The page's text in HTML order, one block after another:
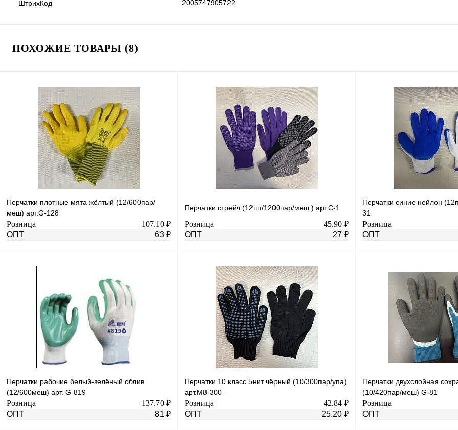
ШтрихКод 2005747905722
ПОХОЖИЕ ТОВАРЫ (8)
Перчатки плотные мята жёлтый (12/600пар/
меш) арт.G-128
Розница
107.10 ₽
ОПТ
63 ₽
Купить в 1 клик К сравнению
В избранное
наличии
Перчатки стрейч (12шт/1200пар/меш.) арт.С-1
Розница
45.90 ₽
ОПТ
27 ₽
В корзину
Купить в 1 клик К сравнению
В избранное
наличии
Перчатки синие нейлон
31
Розница
ОПТ
Купить в 1 клик
В избранное
Перчатки рабочие белый-зелёный облив
(12/600меш) арт. G-819
Розница
137.70 ₽
ОПТ
81 ₽
Перчатки 10 класс 5нит чёрный (10/300пар/упа)
арт.М8-300
Розница
42.84 ₽
ОПТ
25.20 ₽
Перчатки двухслойная
(10/420пар/меш) G-81
Розница
ОПТ